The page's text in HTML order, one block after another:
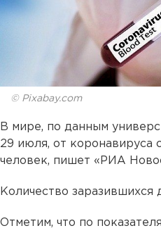
© Pixabay.com
В мире, по данным
29 июля, от коронавируса
человек, пишет «РИА
Количество заразившихся
Отметим, что по